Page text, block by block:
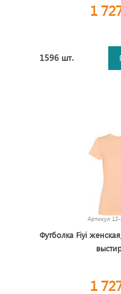
1
1596 шт.
Артикул
Футболка Fiyi
1